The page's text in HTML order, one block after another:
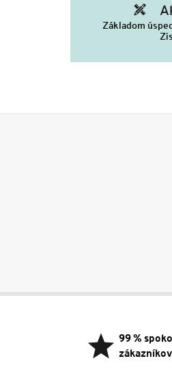
Základom
99 %
zákazníkov